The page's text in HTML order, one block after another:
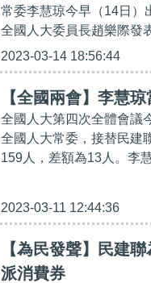
常委李慧琼今早（14日）
全國人大委員長趙樂際發
2023-03-14 18:56:44
【全國兩會】李慧
全國人大第四次全體會議
全國人大常委，接替民建
159人，差額為13人。李
2023-03-11 12:44:36
【為民發聲】民建
派消費券